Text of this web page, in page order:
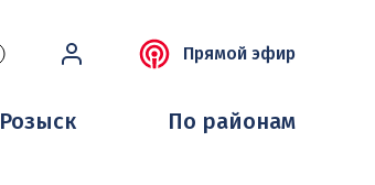
Прямой эфир
Розыск По районам